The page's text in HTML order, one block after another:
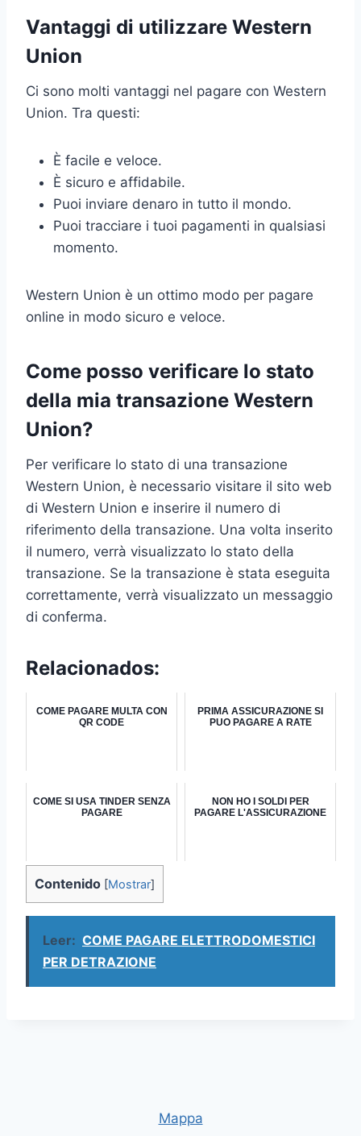
Vantaggi di utilizzare Western
Union
Ci sono molti vantaggi nel pagare con Western
Union. Tra questi:
È facile e veloce.
È sicuro e affidabile.
Puoi inviare denaro in tutto il mondo.
Puoi tracciare i tuoi pagamenti in qualsiasi
momento.
Western Union è un ottimo modo per pagare
online in modo sicuro e veloce.
Come posso verificare lo stato
della mia transazione Western
Union?
Per verificare lo stato di una transazione
Western Union, è necessario visitare il sito web
di Western Union e inserire il numero di
riferimento della transazione. Una volta inserito
il numero, verrà visualizzato lo stato della
transazione. Se la transazione è stata eseguita
correttamente, verrà visualizzato un messaggio
di conferma.
Relacionados:
COME PAGARE MULTA CON
QR CODE
PRIMA ASSICURAZIONE SI
PUO PAGARE A RATE
COME SI USA TINDER SENZA
PAGARE
NON HO I SOLDI PER
PAGARE L'ASSICURAZIONE
Contenido [Mostrar]
Leer: COME PAGARE ELETTRODOMESTICI
PER DETRAZIONE
Mappa